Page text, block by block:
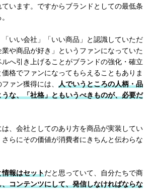
ています。ですからブランドとしての最低条
いい会社」「いい商品」と認識していただ
業や商品が好き」というファンになっていた
へ引き上げることがブランドの強化・確立
格でファンになってもらえることもありま
ァン獲得には、 人でいうところの人柄・品
な、「社格」ともいうべきものが、必要だ
は、会社としてのあり方を商品が実装してい
らにその価値が消費者にきちんと伝わらな
情報はセットだと思っていて、自分たちで商
コンテンツにして、発信しなければならな